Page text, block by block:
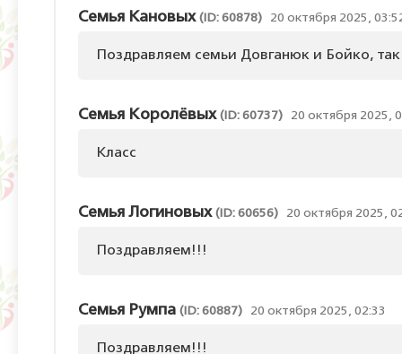
Семья Кановых (ID: 60878) 20 октября 2025,
Поздравляем семьи Довганюк и Бойко,
Семья Королёвых (ID: 60737) 20 октября 2025,
Класс
Семья Логиновых (ID: 60656) 20 октября 2025,
Поздравляем!!!
Семья Румпа (ID: 60887) 20 октября 2025, 02:33
Поздравляем!!!